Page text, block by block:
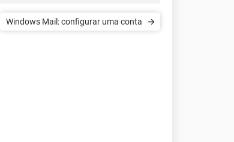
Windows Mail: configurar uma conta